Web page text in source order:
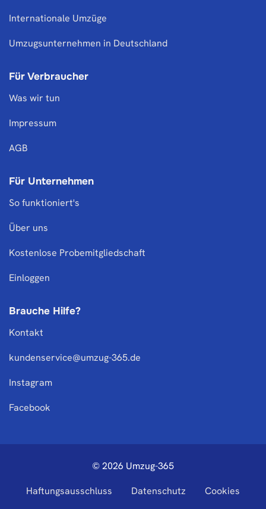
Internationale Umzüge
Umzugsunternehmen in Deutschland
Für Verbraucher
Was wir tun
Impressum
AGB
Für Unternehmen
So funktioniert's
Über uns
Kostenlose Probemitgliedschaft
Einloggen
Brauche Hilfe?
Kontakt
kundenservice@umzug-365.de
Instagram
Facebook
© 2026 Umzug-365
Haftungsausschluss
Datenschutz Cookies